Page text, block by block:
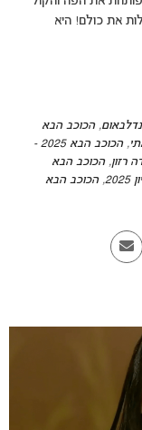
את כולם! היא
,הכוכב הבא
,
הכוכב הבא 2025 -
,הכוכב הבא
,הכוכב הבא